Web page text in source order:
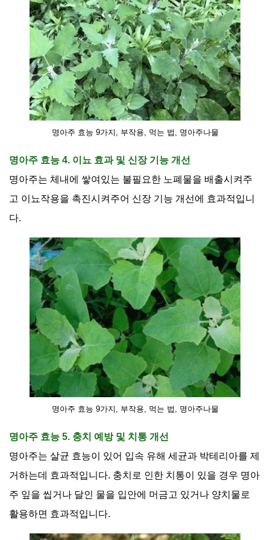
명아주 효능 9가지, 부작용, 먹는 법, 명아주나물
명아주 효능 4. 이뇨 효과 및 신장 기능 개선
명아주는 체내에 쌓여있는 불필요한 노폐물을 배출시켜주
고 이뇨작용을 촉진시켜주어 신장 기능 개선에 효과적입니
다.
명아주 효능 9가지, 부작용, 먹는 법, 명아주나물
명아주 효능 5. 충치 예방 및 치통 개선
명아주는 살균 효능이 있어 입속 유해 세균과 박테리아를 제
거하는데 효과적입니다. 충치로 인한 치통이 있을 경우 명아
주 잎을 씹거나 달인 물을 입안에 머금고 있거나 양치물로
활용하면 효과적입니다.